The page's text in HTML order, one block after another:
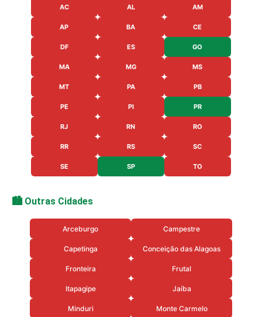
AC AL AM
AP BA CE
DF ES GO
MA MG MS
MT PA PB
PE PI PR
RJ RN RO
RR RS SC
SE SP TO
🏙️ Outras Cidades
Arceburgo Campestre
Capetinga Conceição das Alagoas
Fronteira Frutal
Itapagipe Jaíba
Minduri Monte Carmelo